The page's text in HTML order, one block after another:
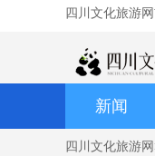
四川文化旅游网
新闻
四川文化旅游网